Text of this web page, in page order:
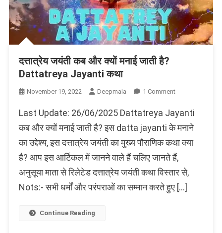
दत्तात्रेय जयंती कब और क्यों मनाई जाती है?
Dattatreya Jayanti कथा
November 19, 2022 Deepmala 1 CommentOn
जयंती
क्यों
मनाई
जाती
है?
Dattatreya
Last Update: 26/06/2025 Dattatreya Jayanti
कब और क्यों मनाई जाती है? इस datta jayanti के मनाने
का उद्देश्य, इस दत्तात्रेय जयंती का मुख्य पौराणिक कथा क्या
है? आप इस आर्टिकल में जानने वाले हैं चलिए जानते हैं,
अनुसूया माता से रिलेटेड दत्तात्रेय जयंती कथा विस्तार से,
Nots:- सभी धर्मों और परंपराओं का सम्मान करते हुए […]
Continue Reading